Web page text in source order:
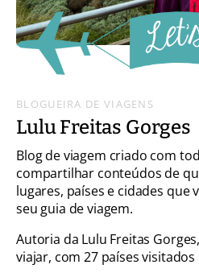
BLOGUEIRA DE VIAGENS
Lulu Freitas Gorges
Blog de viagem criado com
compartilhar conteúdos de
lugares, países e cidades que
seu guia de viagem.
Autoria da Lulu Freitas
viajar, com 27 países